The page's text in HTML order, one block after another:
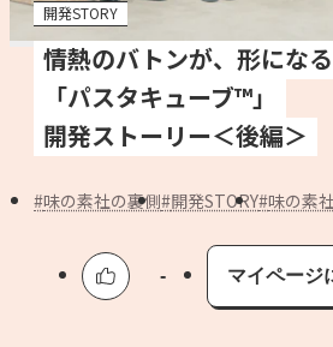
トーク
よくあるお問い合わせ
開発STORY
情熱のバトンが、形になる
「パスタキューブ™」
開発ストーリー＜後編＞
味の素社の裏側 開発STORY 味の素
-
マイページ
保存済み